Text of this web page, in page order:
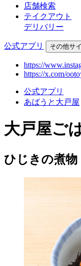
店舗検索
テイクアウト
デリバリー
公式アプリ その他サ
https://
https://x.com/
公式アプリ
あばうと大戸屋
大戸屋ご
ひじきの煮物